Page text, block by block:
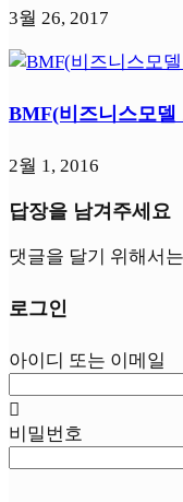
3월 26, 2017
BMF(비즈니스모델
2월 1, 2016
답장을 남겨주세요
댓글을 달기 위해서는
로그인
아이디 또는 이메일
비밀번호